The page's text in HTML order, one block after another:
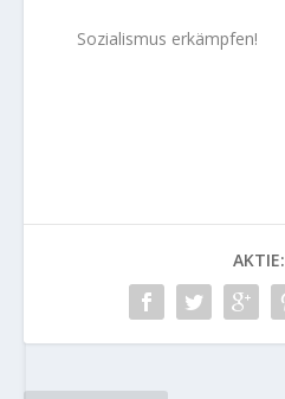
Sozialismus erkämpfen!
AKTIE: